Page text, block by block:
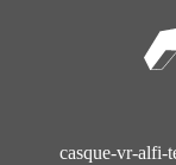
casque-vr-alfi-